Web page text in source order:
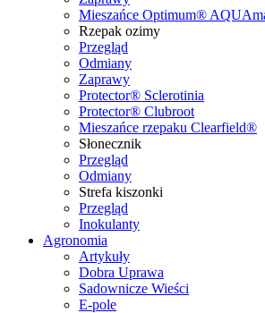
Mieszańce Optimum®
Rzepak ozimy
Przegląd
Odmiany
Zaprawy
Protector® Sclerotinia
Protector® Clubroot
Mieszańce rzepaku Clearfield®
Słonecznik
Przegląd
Odmiany
Strefa kiszonki
Przegląd
Inokulanty
Agronomia
Artykuły
Dobra Uprawa
Sadownicze Wieści
E-pole